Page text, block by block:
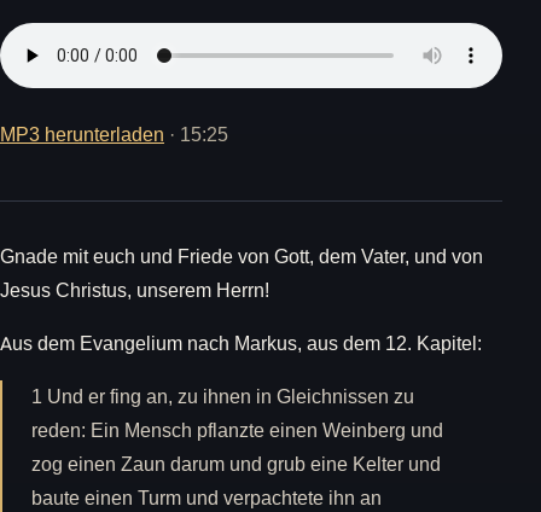
MP3 herunterladen · 15:25
Gnade mit euch und Friede von Gott, dem Vater, und von
Jesus Christus, unserem Herrn!
Aus dem Evangelium nach Markus, aus dem 12. Kapitel:
1 Und er fing an, zu ihnen in Gleichnissen zu
reden: Ein Mensch pflanzte einen Weinberg und
zog einen Zaun darum und grub eine Kelter und
baute einen Turm und verpachtete ihn an